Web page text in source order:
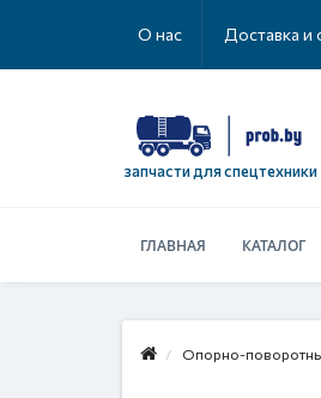
О нас Доставка и
запчасти для спецтехники
ГЛАВНАЯ КАТАЛОГ
Опорно-